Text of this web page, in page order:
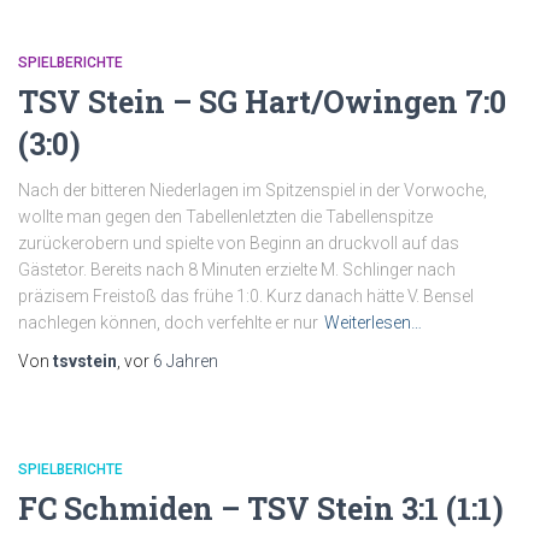
SPIELBERICHTE
TSV Stein – SG Hart/Owingen 7:0
(3:0)
Nach der bitteren Niederlagen im Spitzenspiel in der Vorwoche,
wollte man gegen den Tabellenletzten die Tabellenspitze
zurückerobern und spielte von Beginn an druckvoll auf das
Gästetor. Bereits nach 8 Minuten erzielte M. Schlinger nach
präzisem Freistoß das frühe 1:0. Kurz danach hätte V. Bensel
nachlegen können, doch verfehlte er nur Weiterlesen…
Von tsvstein , vor 6 Jahren
SPIELBERICHTE
FC Schmiden – TSV Stein 3:1 (1:1)